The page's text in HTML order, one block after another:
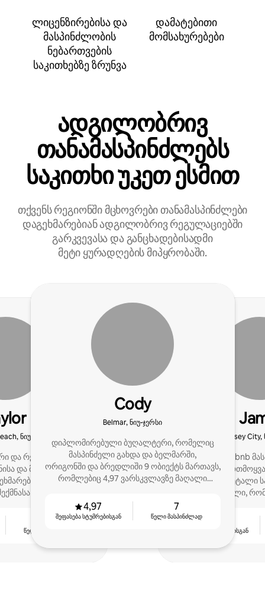
ლიცენზირებისა და
მასპინძლობის
ნებართვების
საკითხებზე ზრუნვა
დამატებითი
მომსახურებები
ადგილობრივ
თანამასპინძლებს
საკითხი უკეთ ესმით
თქვენს რეგიონში მცხოვრები თანამასპინძლები
დაგეხმარებიან ადგილობრივ რეგულაციებში
გარკვევასა და განცხადებისადმი
მეტი ყურადღების მიპყრობაში.
ნიუ-ჯერსი
და რეიჩელი, ცოლ-
და მასპინძლობის
უნიკალური
და მართვაში,
წელი მასპინძლად
Cody
Belmar, ნიუ-ჯერსი
დიპლომირებული ბუღალტერი, რომელიც
მასპინძელი გახდა და ბელმარში,
ორიგონში და ბრედლიში 9 ობიექტს მართავს,
რომლებიც 4,97 ვარსკვლავზე მაღალი
დავეხმარო მფლობელებს მეტი შემოსავლის
მიღებაში. 2026 წლისთვის დარჩენილია
4,97
შეფასება სტუმრებისგან
7
წელი მასპინძლად
Jersey City,
Მე, როგორც Airbnb
თბილ,
სადაც ყველა დეტალი
მომზადებული,
კომფორტულად და
შეფასება სტუმრებისგან